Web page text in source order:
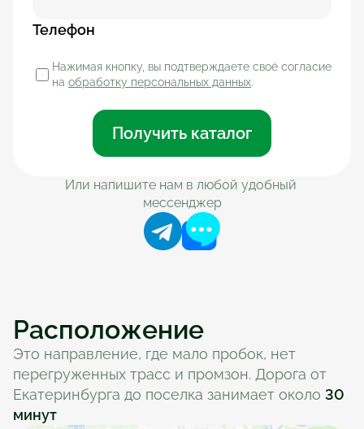
Телефон
Нажимая кнопку, вы подтверждаете своё согласие
на обработку персональных данных.
Получить каталог
Или напишите нам в любой удобный
мессенджер
Расположение
Это направление, где мало пробок, нет
перегруженных трасс и промзон. Дорога от
Екатеринбурга до поселка занимает около 30
минут